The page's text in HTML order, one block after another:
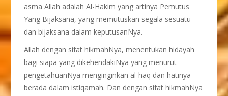
asma Allah adalah Al-Hakim yang artinya Pemutus
Yang Bijaksana, yang memutuskan segala sesuatu
dan bijaksana dalam keputusanNya.
Allah dengan sifat hikmahNya, menentukan hidayah
bagi siapa yang dikehendakiNya yang menurut
pengetahuanNya menginginkan al-haq dan hatinya
berada dalam istiqamah. Dan dengan sifat hikmahNya